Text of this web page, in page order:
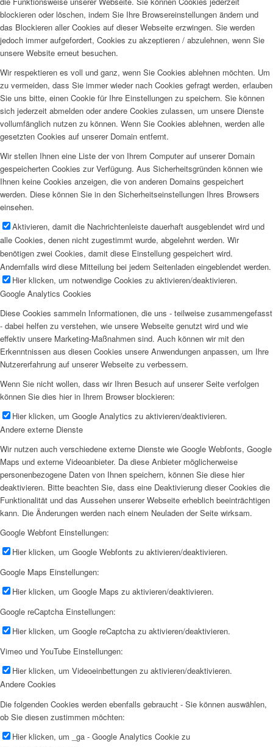
blockieren oder löschen, indem Sie Ihre Browsereinstellungen ändern und
das Blockieren aller Cookies auf dieser Webseite erzwingen. Sie werden
jedoch immer aufgefordert, Cookies zu akzeptieren / abzulehnen, wenn Sie
unsere Website erneut besuchen.
Wir respektieren es voll und ganz, wenn Sie Cookies ablehnen möchten. Um
zu vermeiden, dass Sie immer wieder nach Cookies gefragt werden, erlauben
Sie uns bitte, einen Cookie für Ihre Einstellungen zu speichern. Sie können
sich jederzeit abmelden oder andere Cookies zulassen, um unsere Dienste
vollumfänglich nutzen zu können. Wenn Sie Cookies ablehnen, werden alle
gesetzten Cookies auf unserer Domain entfernt.
Wir stellen Ihnen eine Liste der von Ihrem Computer auf unserer Domain
gespeicherten Cookies zur Verfügung. Aus Sicherheitsgründen können wie
Ihnen keine Cookies anzeigen, die von anderen Domains gespeichert
werden. Diese können Sie in den Sicherheitseinstellungen Ihres Browsers
einsehen.
Aktivieren, damit die Nachrichtenleiste dauerhaft ausgeblendet wird und
alle Cookies, denen nicht zugestimmt wurde, abgelehnt werden. Wir
benötigen zwei Cookies, damit diese Einstellung gespeichert wird.
Andernfalls wird diese Mitteilung bei jedem Seitenladen eingeblendet werden.
Hier klicken, um notwendige Cookies zu aktivieren/deaktivieren.
Google Analytics Cookies
Diese Cookies sammeln Informationen, die uns - teilweise zusammengefasst
- dabei helfen zu verstehen, wie unsere Webseite genutzt wird und wie
effektiv unsere Marketing-Maßnahmen sind. Auch können wir mit den
Erkenntnissen aus diesen Cookies unsere Anwendungen anpassen, um Ihre
Nutzererfahrung auf unserer Webseite zu verbessern.
Wenn Sie nicht wollen, dass wir Ihren Besuch auf unserer Seite verfolgen
können Sie dies hier in Ihrem Browser blockieren:
Hier klicken, um Google Analytics zu aktivieren/deaktivieren.
Andere externe Dienste
Wir nutzen auch verschiedene externe Dienste wie Google Webfonts, Google
Maps und externe Videoanbieter. Da diese Anbieter möglicherweise
personenbezogene Daten von Ihnen speichern, können Sie diese hier
deaktivieren. Bitte beachten Sie, dass eine Deaktivierung dieser Cookies die
Funktionalität und das Aussehen unserer Webseite erheblich beeinträchtigen
kann. Die Änderungen werden nach einem Neuladen der Seite wirksam.
Google Webfont Einstellungen:
Hier klicken, um Google Webfonts zu aktivieren/deaktivieren.
Google Maps Einstellungen:
Hier klicken, um Google Maps zu aktivieren/deaktivieren.
Google reCaptcha Einstellungen:
Hier klicken, um Google reCaptcha zu aktivieren/deaktivieren.
Vimeo und YouTube Einstellungen:
Hier klicken, um Videoeinbettungen zu aktivieren/deaktivieren.
Andere Cookies
Die folgenden Cookies werden ebenfalls gebraucht - Sie können auswählen,
ob Sie diesen zustimmen möchten:
Hier klicken, um _ga - Google Analytics Cookie zu